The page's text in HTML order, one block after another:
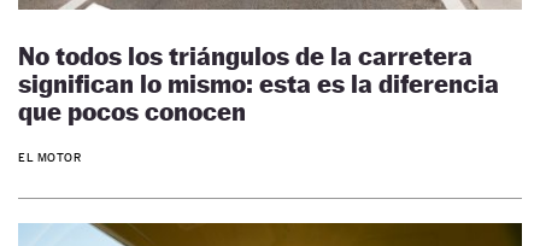
No todos los triángulos de la carretera
significan lo mismo: esta es la diferencia
que pocos conocen
EL MOTOR